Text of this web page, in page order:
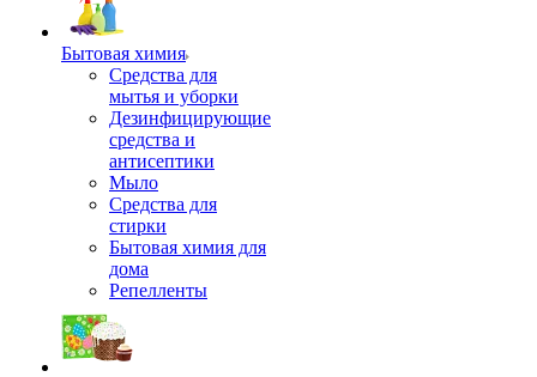
Бытовая химия
Средства для
мытья и уборки
Дезинфицирующие
средства и
антисептики
Мыло
Средства для
стирки
Бытовая химия для
дома
Репелленты